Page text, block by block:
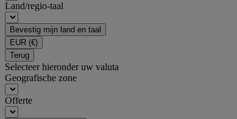
Land/regio-taal
Bevestig mijn land en taal
EUR (€)
Terug
Selecteer hieronder uw valuta
Geografische zone
Offerte